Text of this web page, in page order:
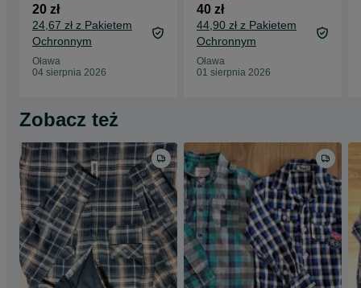
20 zł
24,67 zł z Pakietem
Ochronnym
Oława
04 sierpnia 2026
40 zł
44,90 zł z Pakietem
Ochronnym
Oława
01 sierpnia 2026
Zobacz też